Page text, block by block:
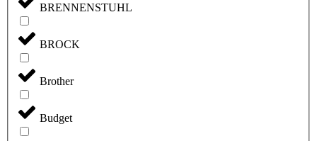
BRENNENSTUHL
BROCK
Brother
Budget